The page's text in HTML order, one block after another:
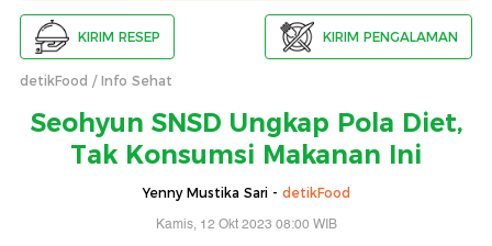
KIRIM RESEP KIRIM PENGALAMAN
detikFood Info Sehat
Seohyun SNSD Ungkap Pola Diet,
Tak Konsumsi Makanan Ini
Yenny Mustika Sari - detikFood
Kamis, 12 Okt 2023 08:00 WIB